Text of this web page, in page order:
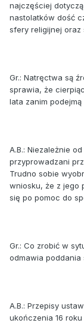
najczęściej
nastolatków dość
sfery religijnej oraz
Gr.: Natręctwa są
sprawia, że
lata zanim
A.B.: Niezależnie
przyprowadzani
Trudno sobie
wniosku, że z jego
się po pomoc do
Gr.: Co zrobić w
odmawia poddania
A.B.: Przepisy
ukończenia 16